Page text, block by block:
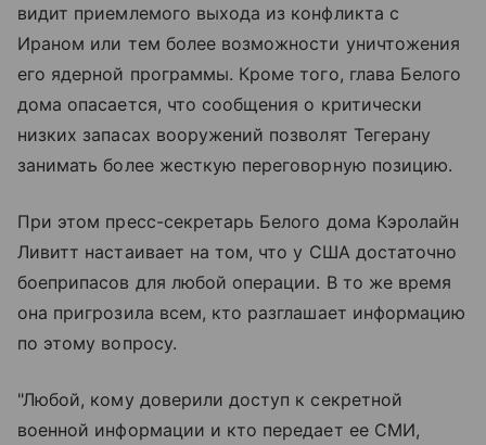
видит приемлемого выхода из конфликта с
Ираном или тем более возможности уничтожения
его ядерной программы. Кроме того, глава Белого
дома опасается, что сообщения о критически
низких запасах вооружений позволят Тегерану
занимать более жесткую переговорную позицию.
При этом пресс-секретарь Белого дома Кэролайн
Ливитт настаивает на том, что у США достаточно
боеприпасов для любой операции. В то же время
она пригрозила всем, кто разглашает информацию
по этому вопросу.
"Любой, кому доверили доступ к секретной
военной информации и кто передает ее СМИ,